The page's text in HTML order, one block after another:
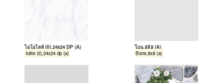
ไอโอไลท์ (II),24x24 DP (A)
Iolite (ii),24x24 dp (a)
โบน,8X8 (A)
Bone,8x8 (a)